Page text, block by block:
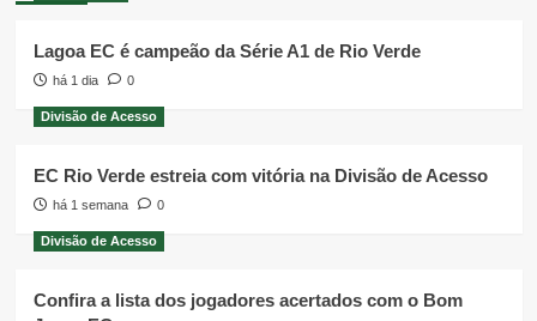
Lagoa EC é campeão da Série A1 de Rio Verde
há 1 dia 0
Divisão de Acesso
EC Rio Verde estreia com vitória na Divisão de Acesso
há 1 semana 0
Divisão de Acesso
Confira a lista dos jogadores acertados com o Bom